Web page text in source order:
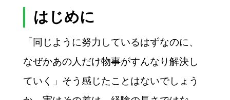
はじめに
「同じように努力しているはずなのに、
なぜかあの人だけ物事がすんなり解決し
ていく」そう感じたことはないでしょう